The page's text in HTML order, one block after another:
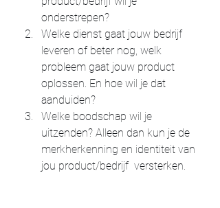
onderstrepen?
Welke dienst gaat jouw bedrijf
leveren of beter nog, welk
probleem gaat jouw product
oplossen. En hoe wil je dat
aanduiden?
Welke boodschap wil je
uitzenden? Alleen dan kun je de
merkherkenning en identiteit van
jou product/bedrijf  versterken.